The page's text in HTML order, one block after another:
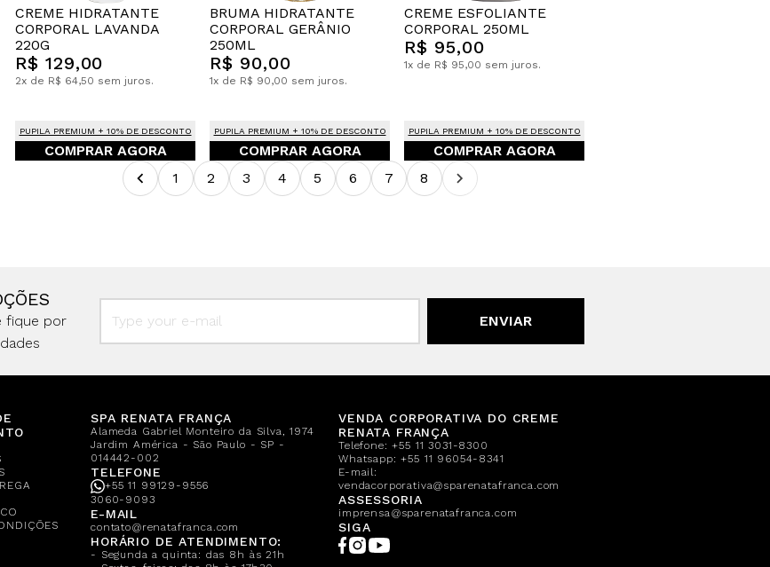
CREME HIDRATANTE
CORPORAL LAVANDA
220G
R$ 129,00
2x de R$ 64,50 sem juros.
PUPILA PREMIUM + 10% DE DESCONTO
COMPRAR AGORA
BRUMA HIDRATANTE
CORPORAL GERÂNIO
250ML
R$ 90,00
1x de R$ 90,00 sem juros.
PUPILA PREMIUM + 10% DE DESCONTO
COMPRAR AGORA
CREME ESFOLIANTE
CORPORAL 250ML
R$ 95,00
1x de R$ 95,00 sem juros.
PUPILA PREMIUM + 10% DE DESCONTO
COMPRAR AGORA
1
2 3 4 5 6 7 8
fique por
ENVIAR
SPA RENATA FRANÇA
Alameda Gabriel Monteiro da Silva, 1974
Jardim América - São Paulo - SP -
014442-002
TELEFONE
+55 11 99129-9556
3060-9093
E-MAIL
contato@renatafranca.com
HORÁRIO DE ATENDIMENTO:
- Segunda a quinta: das 8h às 21h
VENDA CORPORATIVA DO CREME
RENATA FRANÇA
Telefone:+55 11 3031-8300
Whatsapp:+55 11 96054-8341
E-mail:
vendacorporativa@sparenatafranca.com
ASSESSORIA
imprensa@sparenatafranca.com
SIGA